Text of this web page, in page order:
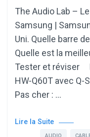
The Audio Lab –
Samsung |
Uni. Quelle barre
Quelle est la
Tester et réviser
HW-Q60T avec
Pas cher : …
Lire la Suite
AUDIO